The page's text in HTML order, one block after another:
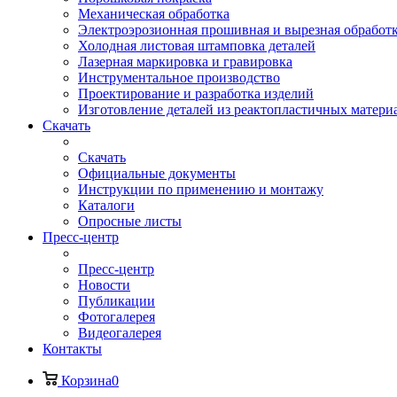
Механическая обработка
Электроэрозионная прошивная и вырезная
Холодная листовая штамповка деталей
Лазерная маркировка и гравировка
Инструментальное производство
Проектирование и разработка изделий
Изготовление деталей из реактопластичных
Скачать
Скачать
Официальные документы
Инструкции по применению и монтажу
Каталоги
Опросные листы
Пресс-центр
Пресс-центр
Новости
Публикации
Фотогалерея
Видеогалерея
Контакты
Корзина0